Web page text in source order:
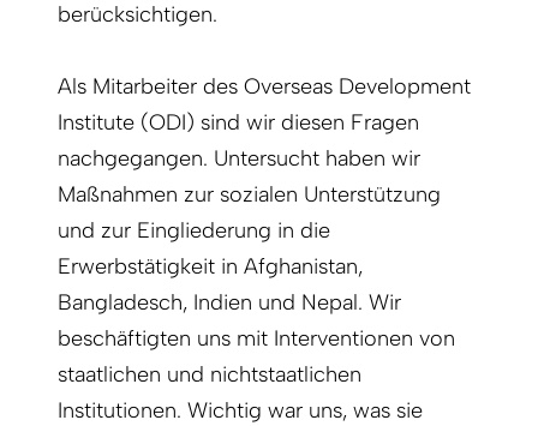
berücksichtigen.
Als Mitarbeiter des Overseas Development
Institute (ODI) sind wir diesen Fragen
nachgegangen. Untersucht haben wir
Maßnahmen zur sozialen Unterstützung
und zur Eingliederung in die
Erwerbstätigkeit in Afghanistan,
Bangladesch, Indien und Nepal. Wir
beschäftigten uns mit Interventionen von
staatlichen und nichtstaatlichen
Institutionen. Wichtig war uns, was sie